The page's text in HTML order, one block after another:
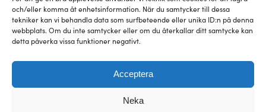
och/eller komma åt enhetsinformation. När du samtycker till dessa
tekniker kan vi behandla data som surfbeteende eller unika ID:n på denna
webbplats. Om du inte samtycker eller om du återkallar ditt samtycke kan
detta påverka vissa funktioner negativt.
Acceptera
Neka
14 899kr
3 - 6 ARBETSDAGAR
22 499kr